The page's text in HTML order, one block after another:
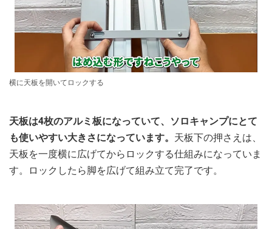
横に天板を開いてロックする
天板は4枚のアルミ板になっていて、ソロキャンプにとて
も使いやすい大きさになっています。 天板下の押さえは、
天板を一度横に広げてからロックする仕組みになっていま
す。ロックしたら脚を広げて組み立て完了です。